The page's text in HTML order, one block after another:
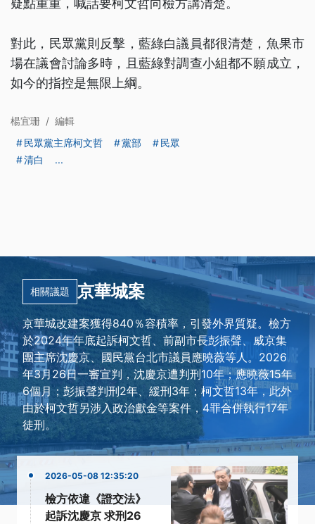
疑點重重，喊話要柯文哲向檢方講清楚。
對此，民眾黨則反擊，藍綠白議員都很清楚，魚果市
場在議會討論多時，且藍綠對調查小組都不願成立，
如今的指控是無限上綱。
楊宜珊 / 編輯
民眾黨主席柯文哲
黨部
民眾
清白
...
相關議題 京華城案
京華城改建案獲得840％容積率，引發外界質疑。檢方
於2024年年底起訴柯文哲、前副市長彭振聲、威京集
團主席沈慶京、國民黨台北市議員應曉薇等人。2026
年3月26日一審宣判，沈慶京遭判刑10年；應曉薇15年
6個月；彭振聲判刑2年、緩刑3年；柯文哲13年，此外
由於柯文哲另涉入政治獻金等案件，4罪合併執行17年
徒刑。
2026-05-08 12:35:20
檢方依違《證交法》
起訴沈慶京 求刑26